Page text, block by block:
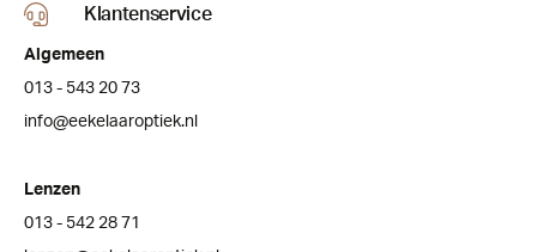
Klantenservice
Algemeen
013 - 543 20 73
info@eekelaaroptiek.nl
Lenzen
013 - 542 28 71